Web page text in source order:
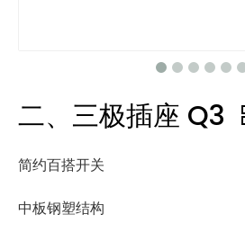
二、三极插座 Q3
简约百搭开关
中板钢塑结构